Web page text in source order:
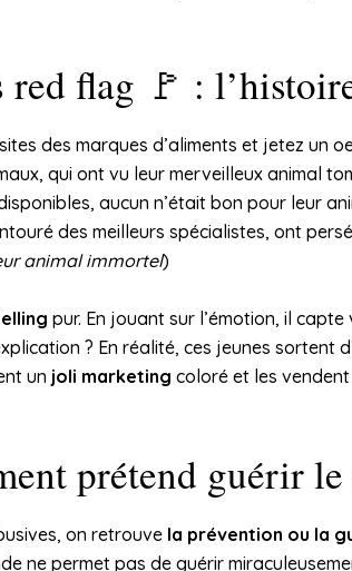
flag 🚩 :
des marques d’aliments et jetez un
qui ont vu leur merveilleux animal
aucun n’était bon pour leur
des meilleurs spécialistes, ont
animal immortel)
pur. En jouant sur l’émotion, il
? En réalité, ces jeunes sortent
un joli marketing coloré et les
prétend guérir
on retrouve la prévention ou la
ne permet pas de guérir